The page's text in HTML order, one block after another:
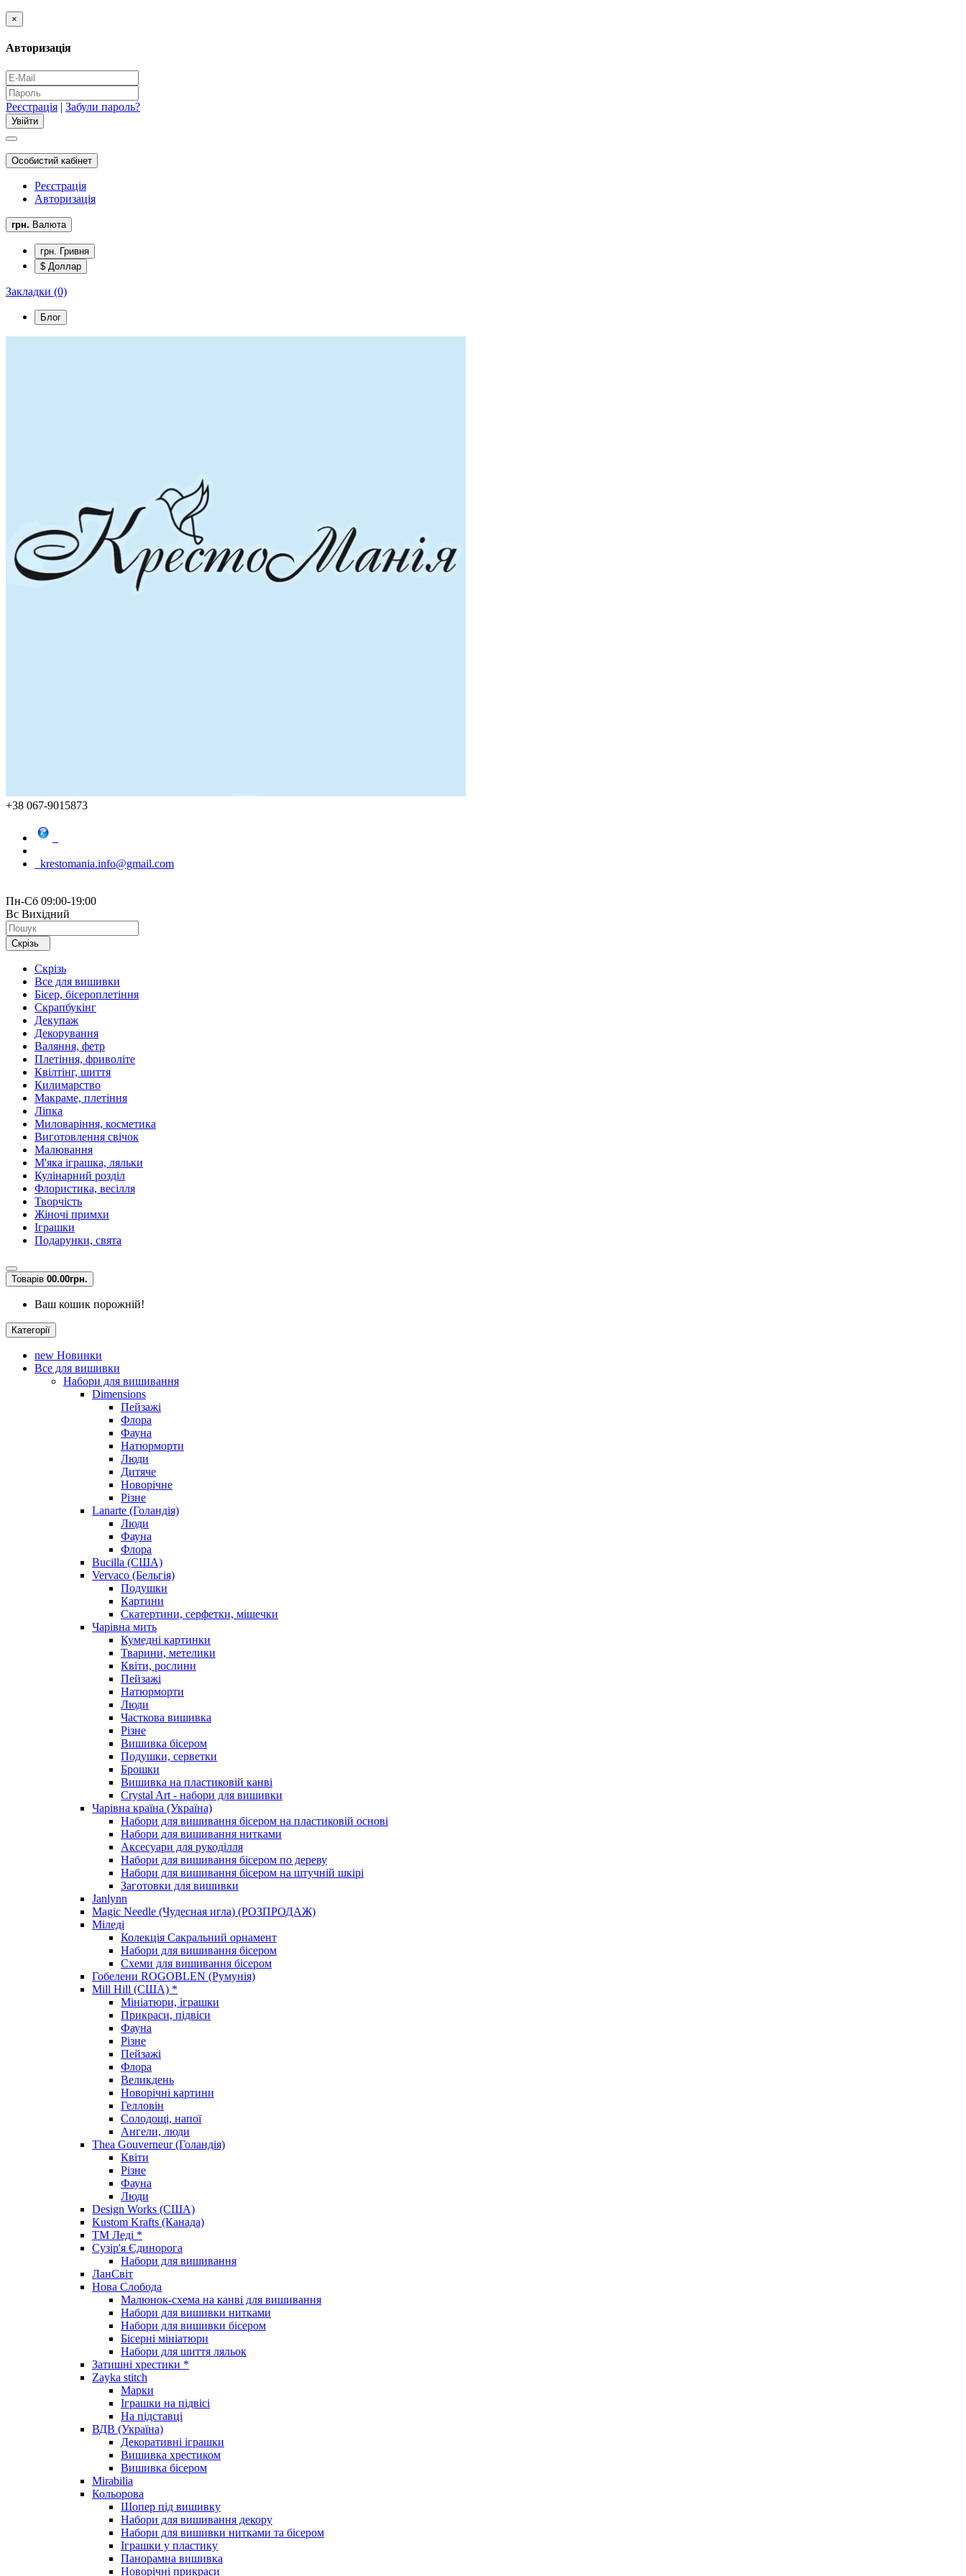
×
Авторизація
Реєстрація | Забули пароль?
Особистий кабінет
Реєстрація
Авторизація
грн. Валюта
грн. Гривня
$ Доллар
Закладки (0)
Блог
+38 067-9015873
krestomania.info@gmail.com
Пн-Сб 09:00-19:00
Вс Вихідний
Скрізь
Скрізь
Все для вишивки
Бісер, бісероплетіння
Скрапбукінг
Декупаж
Декорування
Валяння, фетр
Плетіння, фриволіте
Квілтінг, шиття
Килимарство
Макраме, плетіння
Ліпка
Миловаріння, косметика
Виготовлення свічок
Малювання
М'яка іграшка, ляльки
Кулінарний розділ
Флористика, весілля
Творчість
Жіночі примхи
Іграшки
Подарунки, свята
Товарів 00.00грн.
Ваш кошик порожній!
Категорії
new Новинки
Все для вишивки
Набори для вишивання
Dimensions
Пейзажі
Флора
Фауна
Натюрморти
Люди
Дитяче
Новорічне
Різне
Lanarte (Голандія)
Люди
Фауна
Флора
Bucilla (США)
Vervaco (Бельгія)
Подушки
Картини
Скатертини, серфетки, мішечки
Чарiвна мить
Кумедні картинки
Тварини, метелики
Квіти, рослини
Пейзажі
Натюрморти
Люди
Часткова вишивка
Різне
Вишивка бісером
Подушки, серветки
Брошки
Вишивка на пластиковій канві
Crystal Art - набори для вишивки
Чарівна країна (Україна)
Набори для вишивання бісером на пластиковій основі
Набори для вишивання нитками
Аксесуари для рукоділля
Набори для вишивання бісером по дереву
Набори для вишивання бісером на штучній шкірі
Заготовки для вишивки
Janlynn
Magic Needle (Чудесная игла) (РОЗПРОДАЖ)
Міледі
Колекція Сакральний орнамент
Набори для вишивання бісером
Схеми для вишивання бісером
Гобелени ROGOBLEN (Румунія)
Mill Hill (США) *
Мініатюри, іграшки
Прикраси, підвіси
Фауна
Різне
Пейзажі
Флора
Великдень
Новорічні картини
Гелловін
Солодощі, напої
Ангели, люди
Thea Gouverneur (Голандія)
Квіти
Різне
Фауна
Люди
Design Works (США)
Kustom Krafts (Канада)
ТМ Леді *
Сузір'я Єдинорога
Набори для вишивання
ЛанСвіт
Нова Слобода
Малюнок-схема на канві для вишивання
Набори для вишивки нитками
Набори для вишивки бісером
Бісерні мініатюри
Набори для шиття ляльок
Затишні хрестики *
Zayka stitch
Марки
Іграшки на підвісі
На підставці
ВДВ (Україна)
Декоративні іграшки
Вишивка хрестиком
Вишивка бісером
Mirabilia
Кольорова
Шопер під вишивку
Набори для вишивання декору
Набори для вишивки нитками та бісером
Іграшки у пластику
Панорамна вишивка
Новорічні прикраси